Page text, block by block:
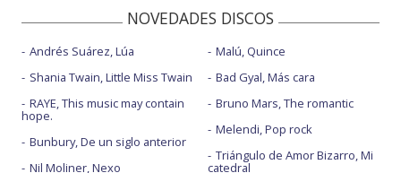
NOVEDADES DISCOS
Andrés Suárez, Lúa
Shania Twain, Little Miss Twain
RAYE, This music may contain
hope.
Bunbury, De un siglo anterior
Nil Moliner, Nexo
Malú, Quince
Bad Gyal, Más cara
Bruno Mars, The romantic
Melendi, Pop rock
Triángulo de Amor Bizarro, Mi
catedral